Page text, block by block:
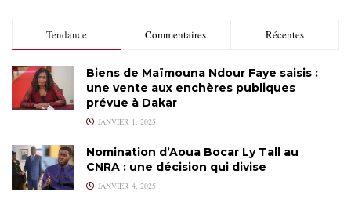
Tendance Commentaires Récentes
Biens de Maïmouna Ndour Faye saisis :
une vente aux enchères publiques
prévue à Dakar
JANVIER 1, 2025
Nomination d’Aoua Bocar Ly Tall au
CNRA : une décision qui divise
JANVIER 4, 2025